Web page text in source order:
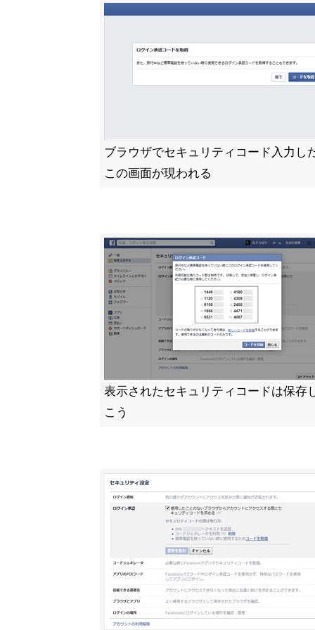
ブラウザでセキュリティコード入力し
この画面が現われる
表示されたセキュリティコードは保存
こう